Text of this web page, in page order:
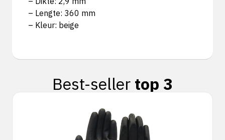
– Lengte: 360 mm
– Kleur: beige
Best-seller top 3